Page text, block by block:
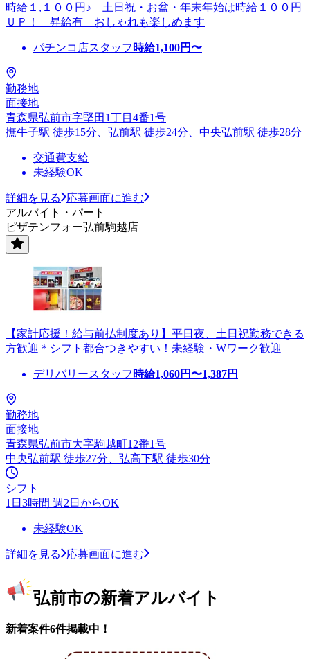
時給１,１００円♪ 土日祝・お盆・年末年始は時給１００円
ＵＰ！ 昇給有 おしゃれも楽しめます
パチンコ店スタッフ 時給1,100円〜
勤務地
面接地
青森県弘前市字堅田1丁目4番1号
撫牛子駅 徒歩15分、弘前駅 徒歩24分、中央弘前駅 徒歩28分
交通費支給
未経験OK
詳細を見る
応募画面に進む
アルバイト・パート
ピザテンフォー弘前駒越店
【家計応援！給与前払制度あり】平日夜、土日祝勤務できる
方歓迎＊シフト都合つきやすい！未経験・Wワーク歓迎
デリバリースタッフ 時給1,060円〜1,387円
勤務地
面接地
青森県弘前市大字駒越町12番1号
中央弘前駅 徒歩27分、弘高下駅 徒歩30分
シフト
1日3時間 週2日からOK
未経験OK
詳細を見る 応募画面に進む
弘前市の新着アルバイト
新着案件6件掲載中！